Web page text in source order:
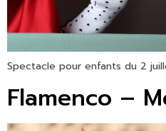
Spectacle pour enfants du 2
Flamenco –